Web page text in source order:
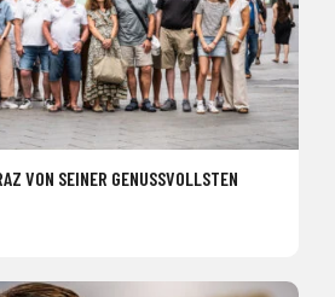
VON SEINER GENUSSVOLLSTEN